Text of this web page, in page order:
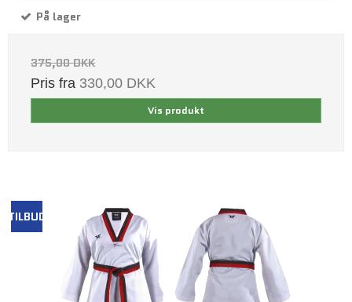
På lager
375,00 DKK
Pris fra 330,00 DKK
Vis produkt
TILBUD